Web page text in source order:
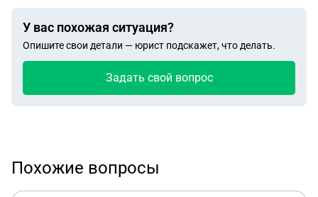
У вас похожая ситуация?
Опишите свои детали — юрист подскажет, что делать.
Задать свой вопрос
Похожие вопросы